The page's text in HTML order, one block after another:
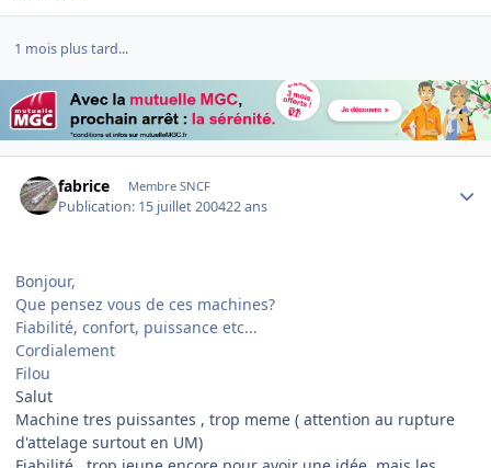
1 mois plus tard...
fabrice Membre SNCF
Publication: 15 juillet 200422 ans
Bonjour,
Que pensez vous de ces machines?
Fiabilité, confort, puissance etc...
Cordialement
Filou
Salut
Machine tres puissantes , trop meme ( attention au rupture
d'attelage surtout en UM)